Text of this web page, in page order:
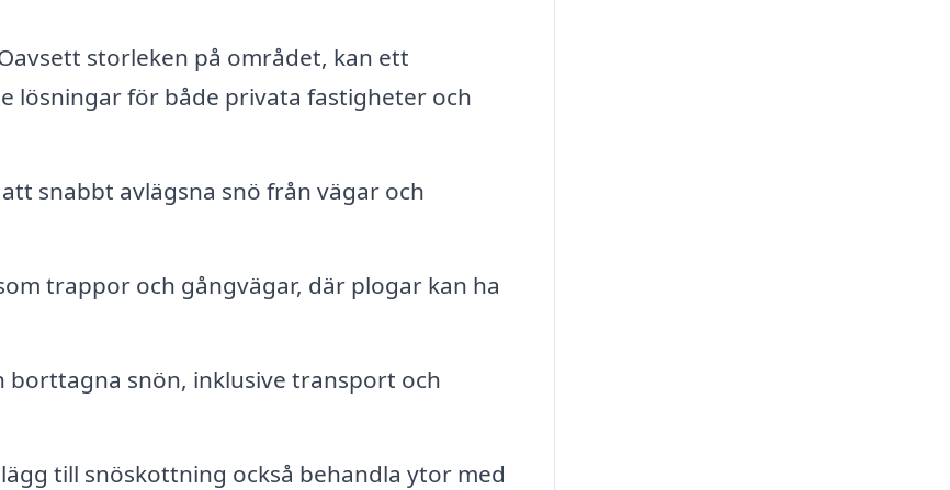
storleken på området, kan ett
lösningar för både privata fastigheter och
snabbt avlägsna snö från vägar och
trappor och gångvägar, där plogar kan ha
borttagna snön, inklusive transport och
till snöskottning också behandla ytor med